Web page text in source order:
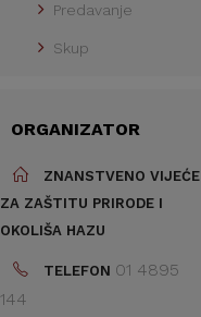
Predavanje
Skup
ORGANIZATOR
ZNANSTVENO VIJEĆE
ZA ZAŠTITU PRIRODE I
OKOLIŠA HAZU
TELEFON 01 4895
144